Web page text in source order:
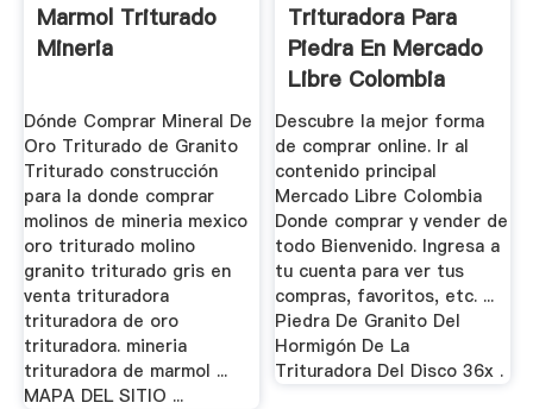
Marmol Triturado
Mineria
Dónde Comprar Mineral De
Oro Triturado de Granito
Triturado construcción
para la donde comprar
molinos de mineria mexico
oro triturado molino
granito triturado gris en
venta trituradora
trituradora de oro
trituradora. mineria
trituradora de marmol ...
MAPA DEL SITIO ...
Trituradora Para
Piedra En Mercado
Libre Colombia
Descubre la mejor forma
de comprar online. Ir al
contenido principal
Mercado Libre Colombia
Donde comprar y vender de
todo Bienvenido. Ingresa a
tu cuenta para ver tus
compras, favoritos, etc. ...
Piedra De Granito Del
Hormigón De La
Trituradora Del Disco 36x .